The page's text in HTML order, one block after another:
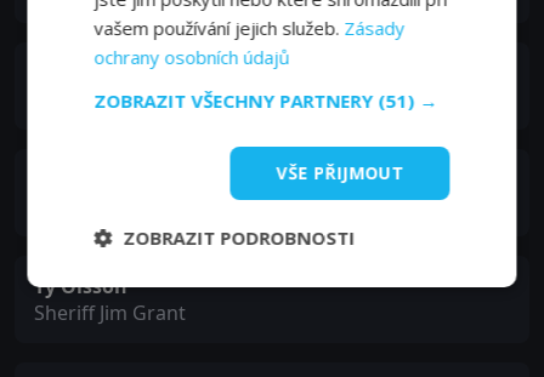
Marion Eisman
Mrs. Norton
Ty Olsson
Sheriff Jim Grant
vašem používání jejich služeb. Zásady
ochrany osobních údajů
ZOBRAZIT VŠECHNY PARTNERY (51) →
VŠE PŘIJMOUT
ZOBRAZIT PODROBNOSTI